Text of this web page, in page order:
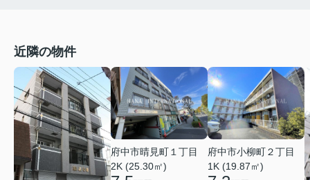
近隣の物件
府中市晴見町１丁目
2K (25.30㎡)
府中市小柳町２丁目
1K (19.87㎡)